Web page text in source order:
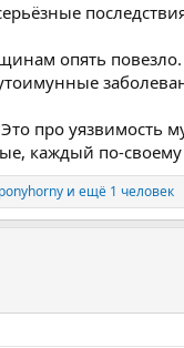
опять
про уязвимость
каждый по-своему
ponyhorny и ещё 1 человек